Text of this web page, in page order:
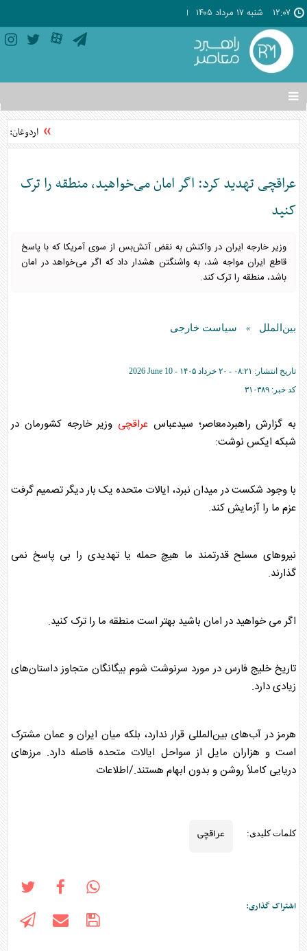
۱۲:۰۷ شنبه ۱۷ مرداد ۱۴۰۵
تغییر
وضعیت
منوی
ها
اردوغان:
عراقچی تهدید کرد: اگر امان می‌خواهید، منطقه را ترک
کنید
وزیر خارجه ایران در واکنش به نقض آتش‌بس از سوی آمریکا که با پاسخ
قاطع ایران مواجه شد، به واشنگتن هشدار داد که اگر می‌خواهد در امان
باشد، منطقه را ترک کند.
بین‌الملل » سیاست خارجی
تاریخ انتشار: ۰۸:۲۱ - ۲۰ خرداد ۱۴۰۵ -
2026 June 10
کد خبر: ۳۱۰۳۸۹
به گزارش راهبردمعاصر؛ سیدعباس عراقچی وزیر خارجه کشورمان در
شبکه ایکس نوشت:
با وجود شکست در میدان نبرد، ایالات متحده یک بار دیگر تصمیم گرفت
عزم ما را آزمایش کند.
نیروهای مسلح قدرتمند ما هیچ حمله یا تهدیدی را بی پاسخ نمی
گذارند.
اگر می خواهید در امان باشید بهتر است منطقه ما را ترک کنید.
تاریخ خلیج فارس در مورد سرنوشت شوم بیگانگان متجاوز داستان‌های
زیادی دارد.
هرمز در آب‌های بین‌المللی قرار ندارد، بلکه میان ایران و عمان مشترک
است و هزاران مایل از سواحل ایالات متحده فاصله دارد. مرزهای
دریایی کاملاً روشن و بدون ابهام هستند./اطلاعات
کلمات کلیدی: عراقچی
اشتراک گذاری: